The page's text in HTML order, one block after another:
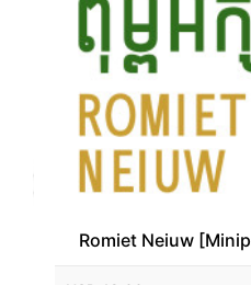
Romiet Neiuw